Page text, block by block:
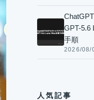
GPT-5.6
手順
2026/08/
人気記事